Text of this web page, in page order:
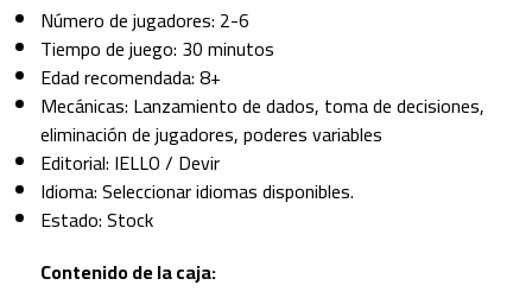
Número de jugadores: 2-6
Tiempo de juego: 30 minutos
Edad recomendada: 8+
Mecánicas: Lanzamiento de dados, toma de decisiones,
eliminación de jugadores, poderes variables
Editorial: IELLO / Devir
Idioma: Seleccionar idiomas disponibles.
Estado: Stock
Contenido de la caja: